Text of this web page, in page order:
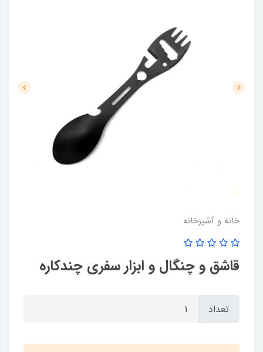
خانه و آشپزخانه
قاشق و چنگال و ابزار سفری چندکاره
تعداد